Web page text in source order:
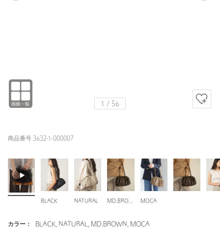
1 / 56
商品番号 3632-1-000007
BLACK NATURAL MOCA
カラー： BLACK, NATURAL, MD.BROWN, MOCA